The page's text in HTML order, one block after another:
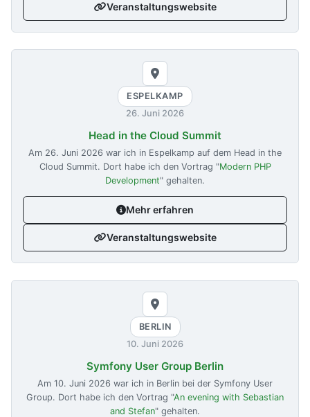
Veranstaltungswebsite
ESPELKAMP
26. Juni 2026
Head in the Cloud Summit
Am 26. Juni 2026 war ich in Espelkamp auf dem Head in the
Cloud Summit. Dort habe ich den Vortrag "Modern PHP
Development" gehalten.
Mehr erfahren
Veranstaltungswebsite
BERLIN
10. Juni 2026
Symfony User Group Berlin
Am 10. Juni 2026 war ich in Berlin bei der Symfony User
Group. Dort habe ich den Vortrag "An evening with Sebastian
and Stefan" gehalten.